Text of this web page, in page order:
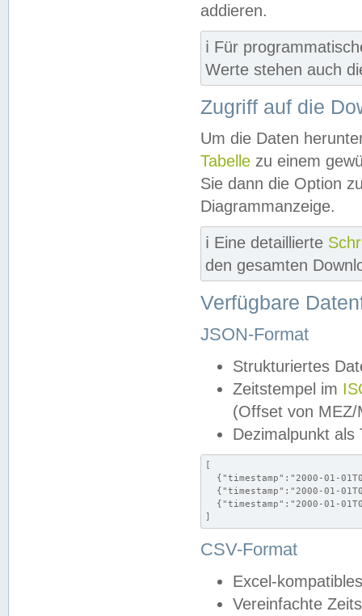
addieren.
ℹ️ Für
Werte stehen auch
Zugriff auf die
Um die Daten
Tabelle zu einem
Sie dann die Option
Diagrammanzeige.
ℹ️ Eine detaillierte
den gesamten
Verfügbare
JSON-Format
Strukturiertes
Zeitstempel im
(Offset von MEZ/
Dezimalpunkt als
[
{"timestamp":"2000-01-
{"timestamp":"2000-01-
{"timestamp":"2000-01-
]
CSV-Format
Excel-
Vereinfachte